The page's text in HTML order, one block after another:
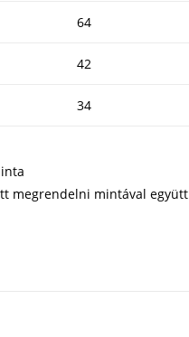
64
42
34
megrendelni mintával együtt